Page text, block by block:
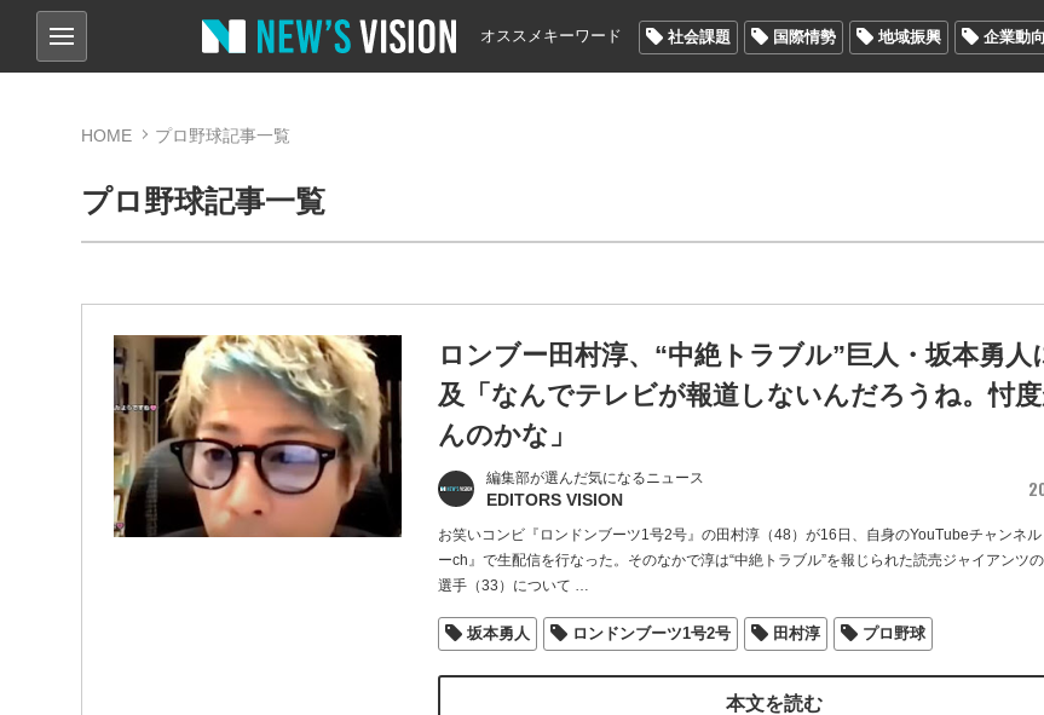
オススメキーワード 社会課題 国際情勢 地域振興 企業動向
HOME プロ野球記事一覧
プロ野球記事一覧
ロンブー田村淳、“中絶トラブル”巨人・坂本勇人
及「なんでテレビが報道しないんだろうね。忖
んのかな」
編集部が選んだ気になるニュース
EDITORS VISION
お笑いコンビ『ロンドンブーツ1号2号』の田村淳（48）が16日、自身のYouTubeチャンネル
ーch』で生配信を行なった。そのなかで淳は“中絶トラブル”を報じられた読売ジャイアンツ
選手（33）について …
坂本勇人 ロンドンブーツ1号2号 田村淳 プロ野球
本文を読む